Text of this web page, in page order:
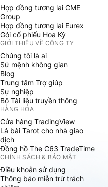
Hợp đồng tương lai CME
Group
Hợp đồng tương lai Eurex
Gói cổ phiếu Hoa Kỳ
GIỚI THIỆU VỀ CÔNG TY
Chúng tôi là ai
Sứ mệnh không gian
Blog
Trung tâm Trợ giúp
Sự nghiệp
Bộ Tài liệu truyền thông
HÀNG HÓA
Cửa hàng TradingView
Lá bài Tarot cho nhà giao
dịch
Đồng hồ The C63 TradeTime
CHÍNH SÁCH & BẢO MẬT
Điều khoản sử dụng
Thông báo miễn trừ trách